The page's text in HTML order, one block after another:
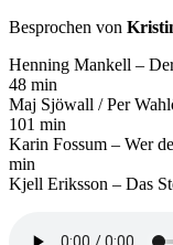
Besprochen von
Henning Mankell –
48 min
Maj Sjöwall / Per
101 min
Karin Fossum – Wer
min
Kjell Eriksson – Das